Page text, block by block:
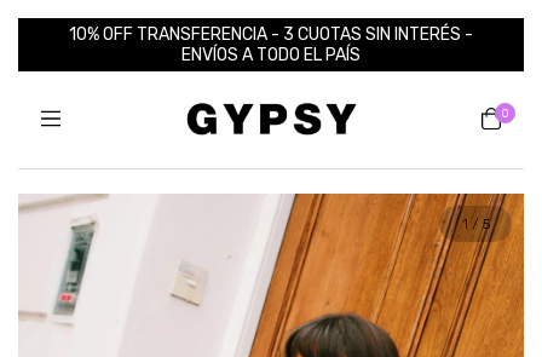
10% OFF TRANSFERENCIA - 3 CUOTAS SIN INTERÉS -
ENVÍOS A TODO EL PAÍS
0
1 /5